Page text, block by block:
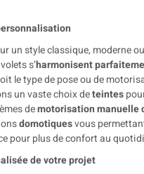
un style classique, moderne ou
s’harmonisent
le type de pose ou de
un vaste choix deteintes
demotorisation manuelle
domotiquesvous
pour plus de confort au
de votre projet